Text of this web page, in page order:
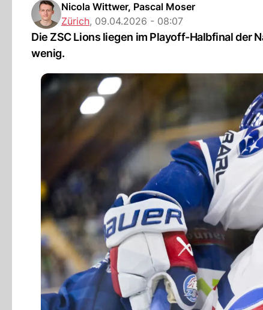
Nicola Wittwer, Pascal Moser
Zürich, 09.04.2026 - 08:07
Die ZSC Lions liegen im Playoff-Halbfinal der
wenig.